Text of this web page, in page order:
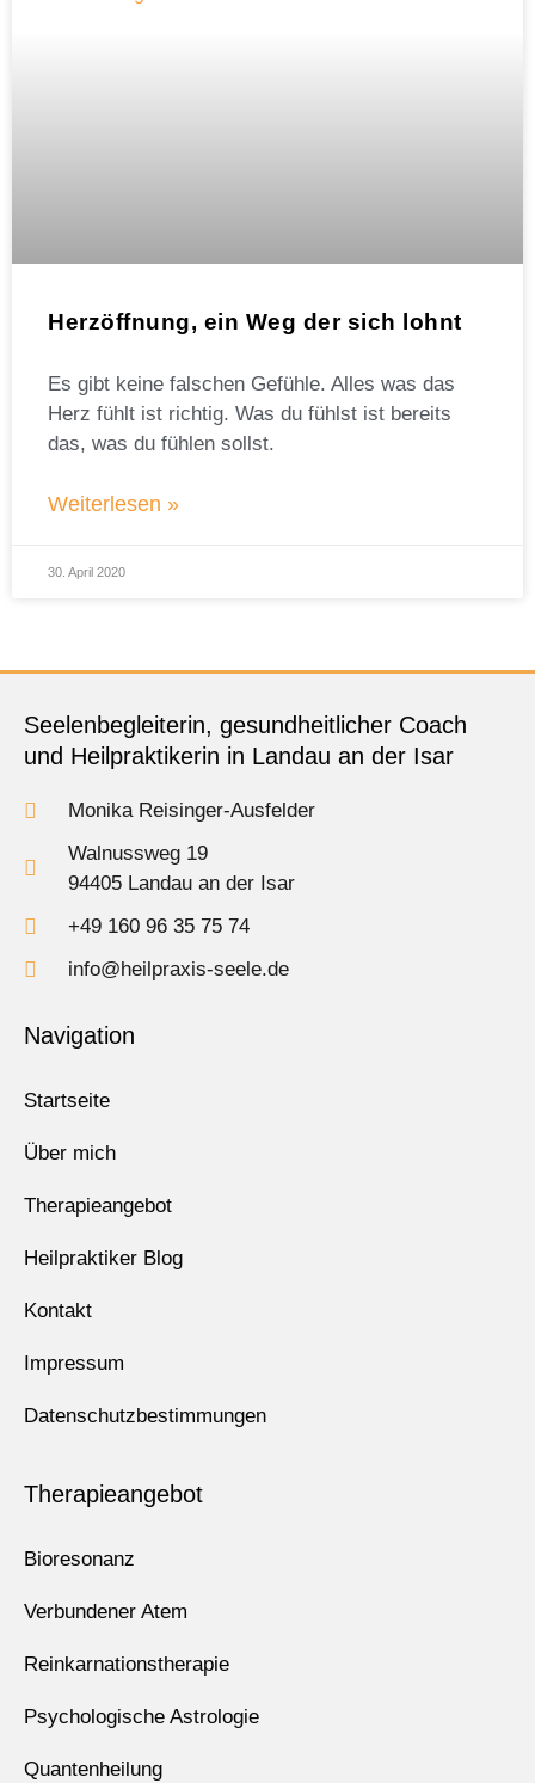
Herzöffnung, ein Weg der sich lohnt
Es gibt keine falschen Gefühle. Alles was das
Herz fühlt ist richtig. Was du fühlst ist bereits
das, was du fühlen sollst.
Weiterlesen »
30. April 2020
Seelenbegleiterin, gesundheitlicher Coach
und Heilpraktikerin in Landau an der Isar
Monika Reisinger-Ausfelder
Walnussweg 19
94405 Landau an der Isar
+49 160 96 35 75 74
info@heilpraxis-seele.de
Navigation
Startseite
Über mich
Therapieangebot
Heilpraktiker Blog
Kontakt
Impressum
Datenschutzbestimmungen
Therapieangebot
Bioresonanz
Verbundener Atem
Reinkarnationstherapie
Psychologische Astrologie
Quantenheilung